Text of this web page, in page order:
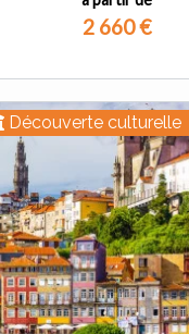
2 660€
Découverte culturelle